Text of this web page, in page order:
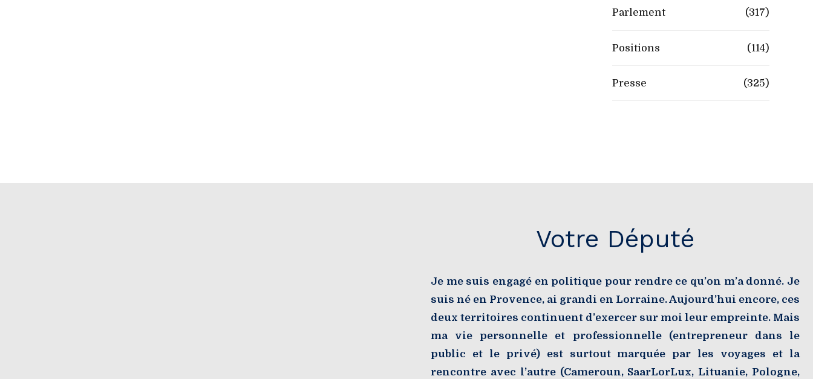
Parlement (317)
Positions (114)
Presse (325)
Votre Député
Je me suis engagé en politique pour rendre ce qu’on m’a donné. Je
suis né en Provence, ai grandi en Lorraine. Aujourd’hui encore, ces
deux territoires continuent d’exercer sur moi leur empreinte. Mais
ma vie personnelle et professionnelle (entrepreneur dans le
public et le privé) est surtout marquée par les voyages et la
rencontre avec l’autre (Cameroun, SaarLorLux, Lituanie, Pologne,